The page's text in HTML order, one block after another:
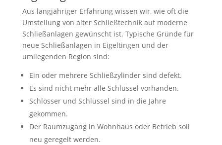
Aus langjähriger Erfahrung wissen wir, wie oft die
Umstellung von alter Schließtechnik auf moderne
Schließanlagen gewünscht ist. Typische Gründe für
neue Schließanlagen in Eigeltingen und der
umliegenden Region sind:
Ein oder mehrere Schließzylinder sind defekt.
Es sind nicht mehr alle Schlüssel vorhanden.
Schlösser und Schlüssel sind in die Jahre
gekommen.
Der Raumzugang in Wohnhaus oder Betrieb soll
neu geregelt werden.